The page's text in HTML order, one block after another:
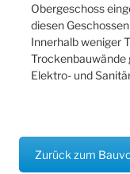
Obergeschoss
diesen
Innerhalb weniger
Trockenbauwände
Elektro- und
Zurück zum